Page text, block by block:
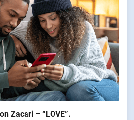
Zacari – “LOVE”.